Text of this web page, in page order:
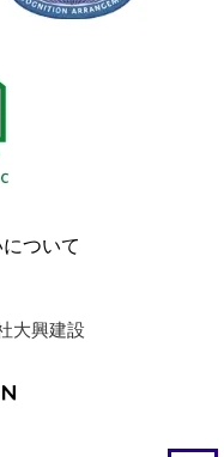
ついて
大興建設